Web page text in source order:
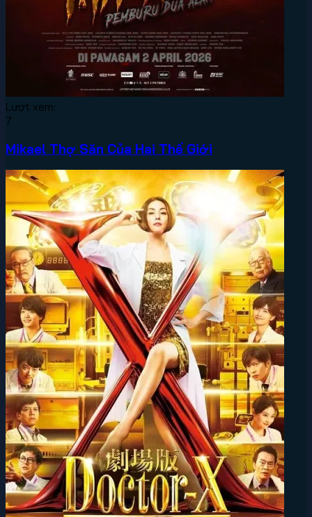
Lượt xem:
7
Mikael Thợ Săn Của Hai Thế Giới